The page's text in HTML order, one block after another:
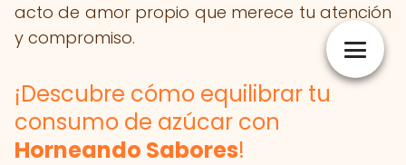
acto de amor propio que merece tu atención
y compromiso.
¡Descubre cómo equilibrar tu
consumo de azúcar con
Horneando Sabores!